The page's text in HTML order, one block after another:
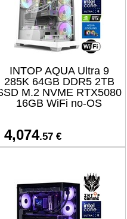
INTOP AQUA Ultra 9
285K 64GB DDR5 2TB
M.2 NVME RTX5080
16GB WiFi no-OS
4,074.57 €